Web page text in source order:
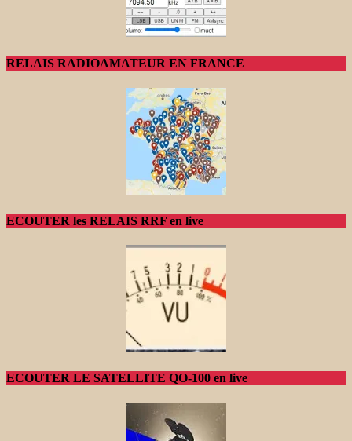
RELAIS RADIOAMATEUR EN FRANCE
ECOUTER les RELAIS RRF en live
ECOUTER LE SATELLITE QO-100 en live